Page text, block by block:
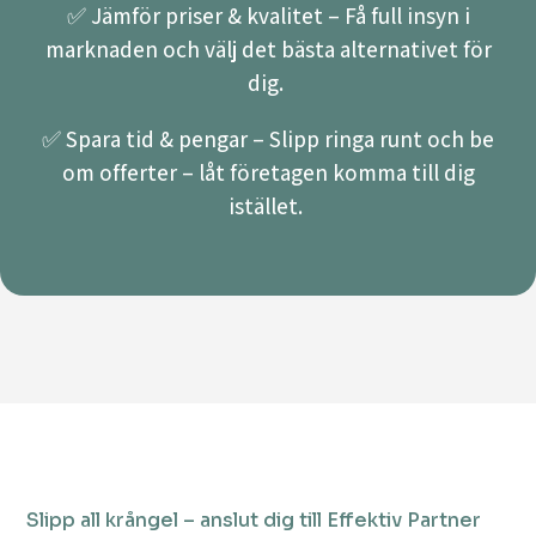
✅ Jämför priser & kvalitet – Få full insyn i
marknaden och välj det bästa alternativet för
dig.
✅ Spara tid & pengar – Slipp ringa runt och be
om offerter – låt företagen komma till dig
istället.
Slipp all krångel – anslut dig till Effektiv Partner